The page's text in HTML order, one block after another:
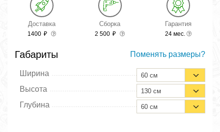
Доставка
1400 ₽
Сборка
2 500 ₽
Гарантия
24 мес.
Габариты Поменять размеры?
Ширина 60 см
Высота 130 см
Глубина 60 см